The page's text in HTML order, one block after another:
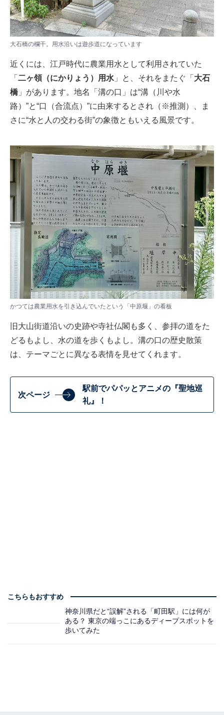
大石橋の欄干。用水沿いは遊歩道になっています
近くには、江戸時代に農業用水として利用されていた
「 二ヶ領（にかりょう）用水 」と、それをまたぐ「 大石
橋」があります。地名「溝の口」は“溝（川や水
路）”と“口（合流点）”に由来するとされ（※推測）、ま
さに“水と人の交わる街”の象徴ともいえる風景です。
かつては農業用水を引き込んでいたという「中原堰」の看板
旧大山街道沿いの史跡や寺社仏閣も多く、参拝の道をた
どるもよし、水の道を歩くもよし。溝の口の歴史散策
は、テーマごとに異なる表情を見せてくれます。
次ページ
駅前でパパッとアニメの『聖地巡
礼』！
こちらもおすすめ
神奈川県だと“誤解”される「町田駅」には何が
ある？ 東京の端っこにあるディープスポットを
歩いてみた